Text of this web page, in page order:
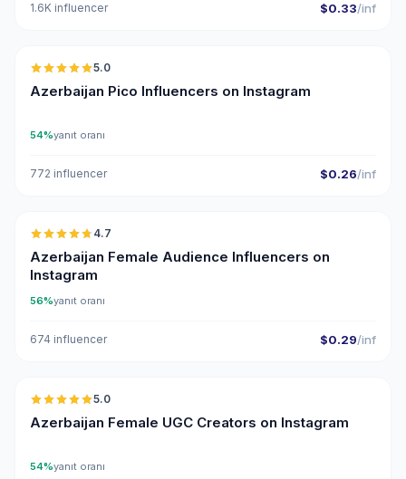
1.6K influencer $0.33/inf
🇦🇿
5.0
Azerbaijan Pico Influencers on Instagram
54%yanıt oranı
772 influencer $0.26/inf
🇦🇿
4.7
Azerbaijan Female Audience Influencers on
Instagram
56%yanıt oranı
674 influencer $0.29/inf
🇦🇿
5.0
Azerbaijan Female UGC Creators on Instagram
54%yanıt oranı